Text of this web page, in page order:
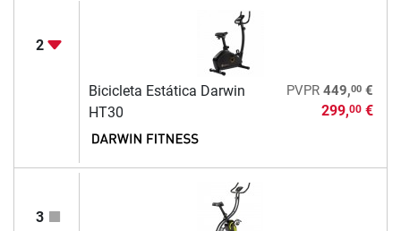
2
Bicicleta Estática Darwin
HT30
PVPR 449,00€
299,00€
3